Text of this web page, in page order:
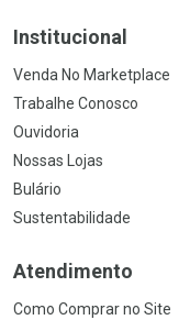
Institucional
Venda No Marketplace
Trabalhe Conosco
Ouvidoria
Nossas Lojas
Bulário
Sustentabilidade
Atendimento
Como Comprar no Site